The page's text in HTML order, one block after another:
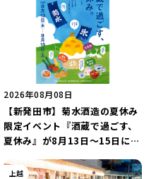
2026年08月08日
【新発田市】菊水酒造の夏休み
限定イベント『酒蔵で過ごす、
夏休み』が8月13日～15日に開
り体験」を満喫しよう♪
上越